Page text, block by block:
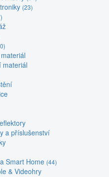
(23)
materiál
a příslušenství
Smart Home (44)
& Videohry